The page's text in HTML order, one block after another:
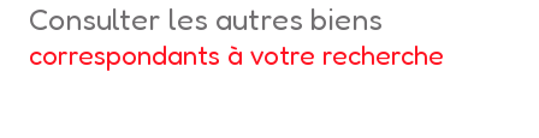
consulter les autres biens
correspondants à votre recherche